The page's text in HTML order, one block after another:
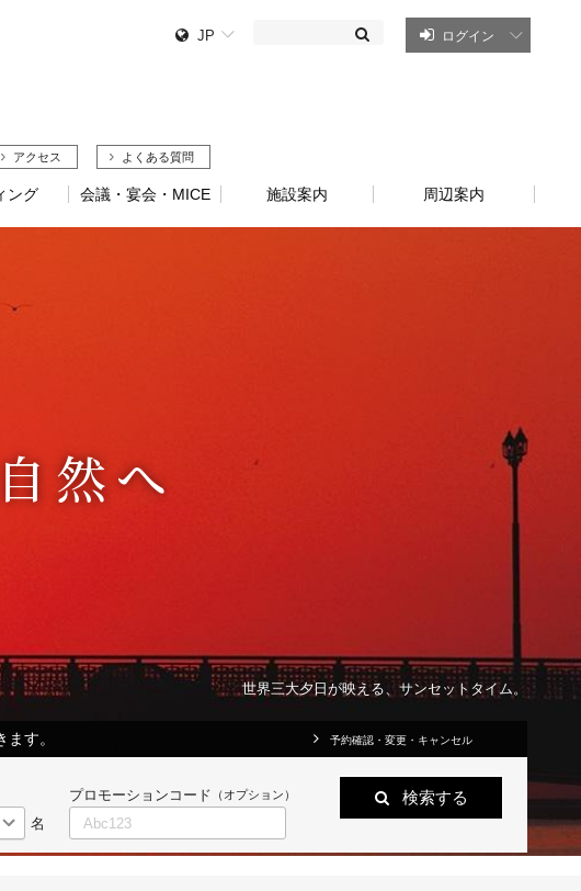
JP ログイン
アクセス よくある質問
ング 会議・宴会・MICE 施設案内 周辺案内
然へ
釧路湿原国立公園
す。 予約確認・変更・キャンセル
名
プロモーションコード （オプション） 検索する